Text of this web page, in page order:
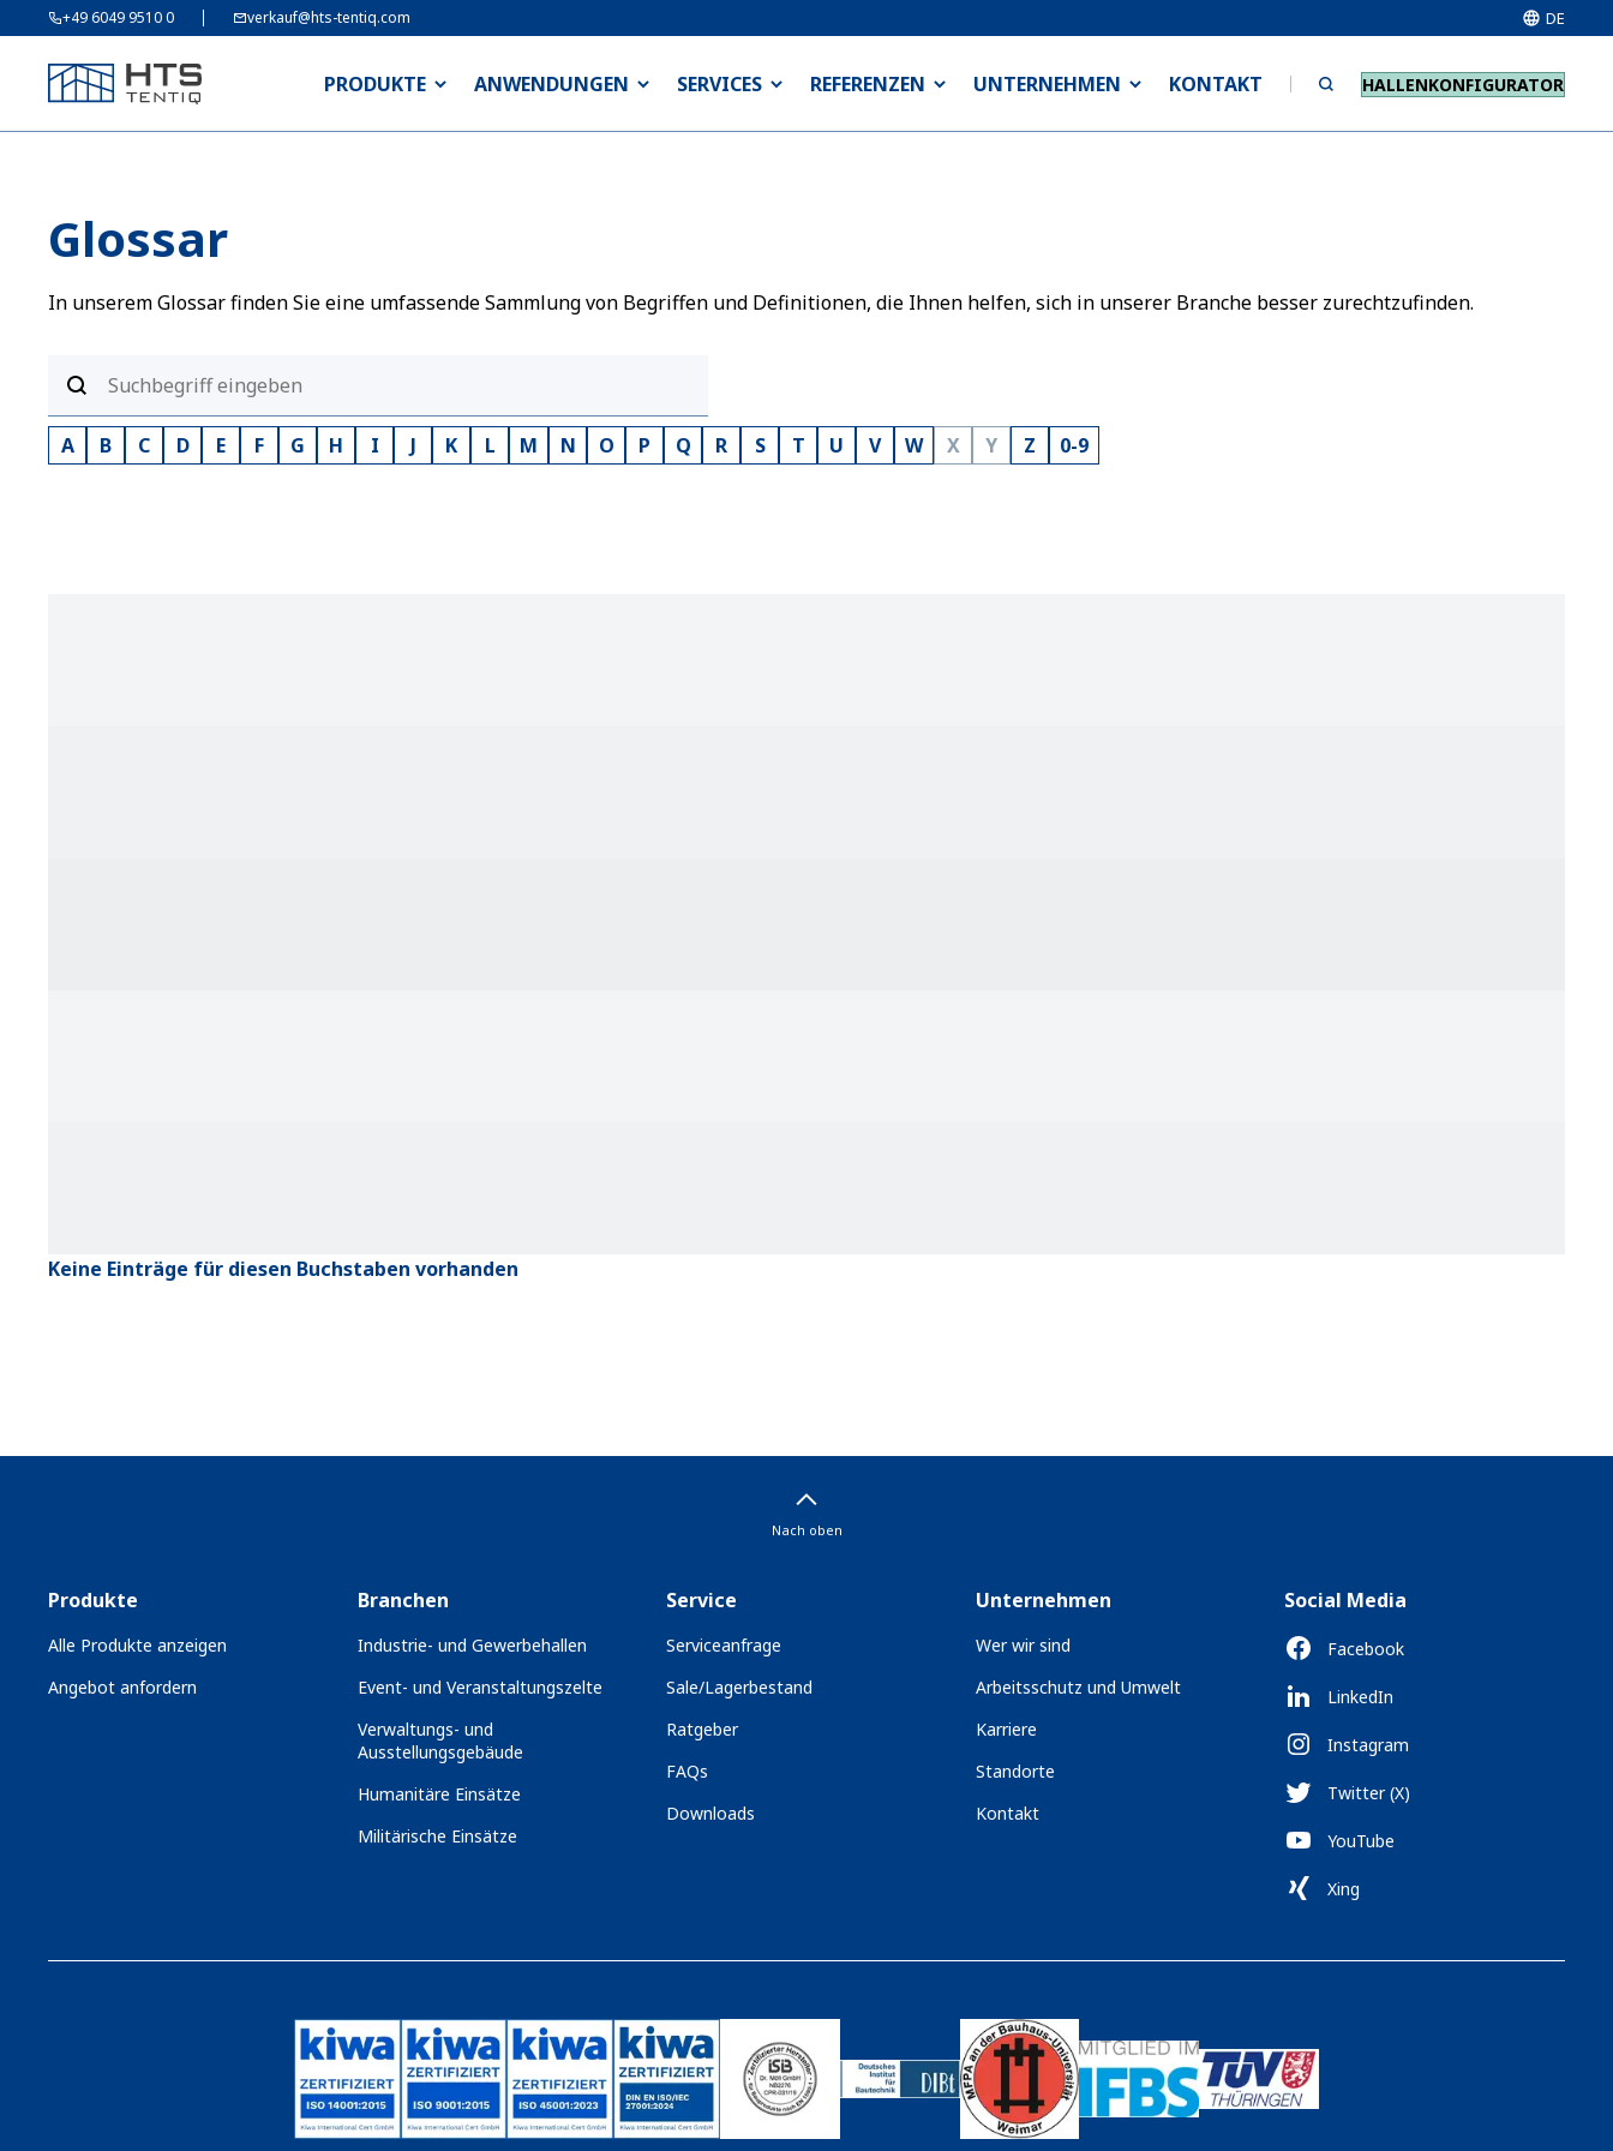
+49 6049 9510 0 verkauf@hts-tentiq.com DE
PRODUKTE ANWENDUNGEN SERVICES REFERENZEN UNTERNEHMEN KONTAKT HALLENKONFIGURATOR
Glossar
In unserem Glossar finden Sie eine umfassende Sammlung von Begriffen und Definitionen, die Ihnen helfen, sich in unserer Branche besser zurechtzufinden.
A B C D E F G H I J K L M N O P Q R S T U V W X Y Z 0-9
Keine Einträge für diesen Buchstaben vorhanden
Nach oben
Produkte
Alle Produkte anzeigen
Angebot anfordern
Branchen
Industrie- und Gewerbehallen
Event- und Veranstaltungszelte
Verwaltungs- und
Ausstellungsgebäude
Humanitäre Einsätze
Militärische Einsätze
Service
Serviceanfrage
Sale/Lagerbestand
Ratgeber
FAQs
Downloads
Unternehmen
Wer wir sind
Arbeitsschutz und Umwelt
Karriere
Standorte
Kontakt
Social Media
Facebook
LinkedIn
Instagram
Twitter (X)
YouTube
Xing